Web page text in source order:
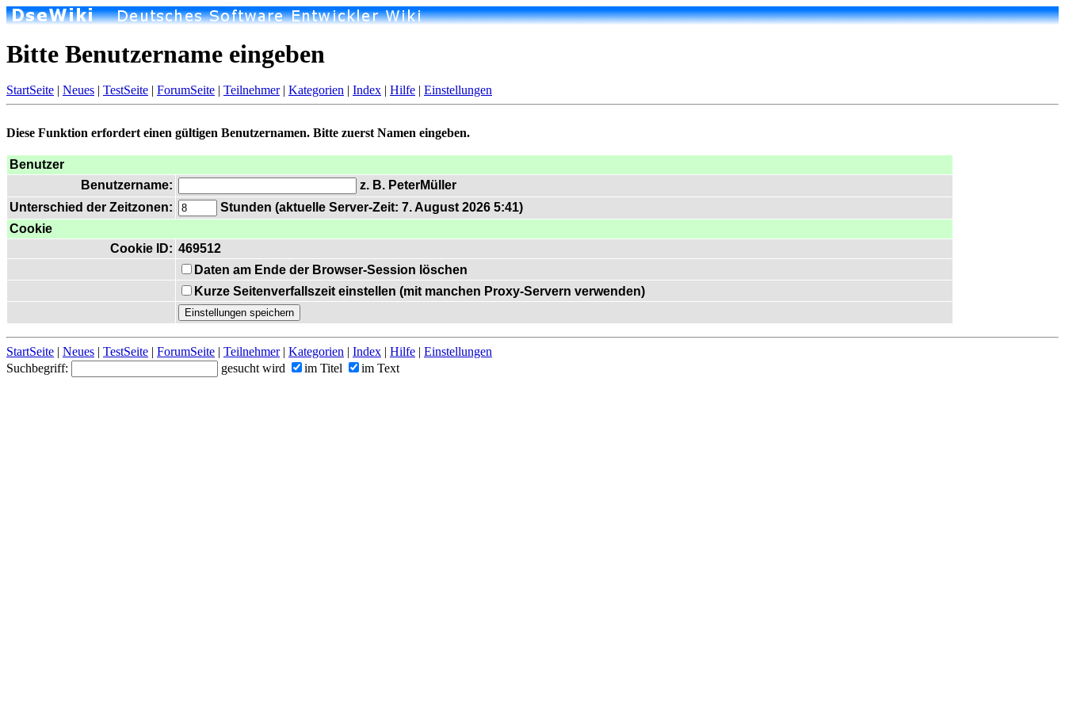
Bitte Benutzername eingeben
StartSeite | Neues | TestSeite | ForumSeite | Teilnehmer| Kategorien | Index | Hilfe | Einstellungen
Diese Funktion erfordert einen gültigen Benutzernamen. Bitte zuerst Namen eingeben.
Benutzer
Benutzername:
z. B. PeterMüller
Unterschied der Zeitzonen:
Stunden (aktuelle Server-Zeit: 7. August 2026 5:41)
Cookie
Cookie ID: 469512
Daten am Ende der Browser-Session löschen
Kurze Seitenverfallszeit einstellen (mit manchen Proxy-Servern verwenden)
StartSeite | Neues | TestSeite | ForumSeite | Teilnehmer| Kategorien | Index | Hilfe | Einstellungen
Suchbegriff:
gesucht wird im Titel im Text